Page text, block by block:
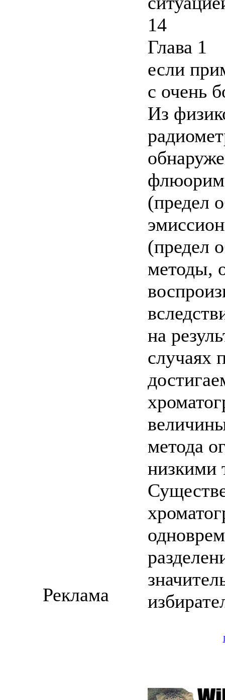
14
Глава 1
если
с очень
Из
(предел
(предел
методы,
на
случаях
метода
низкими
Реклама